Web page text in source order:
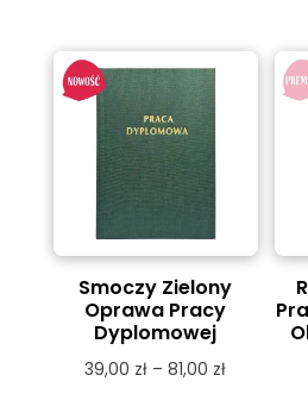
od
39,00 zł
Smoczy Zielony
Oprawa Pracy
Dyplomowej
39,00 zł – 81,00 złZakres